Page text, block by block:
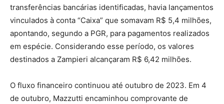
transferências bancárias identificadas, havia lançamentos
vinculados à conta “Caixa” que somavam R$ 5,4 milhões,
apontando, segundo a PGR, para pagamentos realizados
em espécie. Considerando esse período, os valores
destinados a Zampieri alcançaram R$ 6,42 milhões.
O fluxo financeiro continuou até outubro de 2023. Em 4
de outubro, Mazzutti encaminhou comprovante de